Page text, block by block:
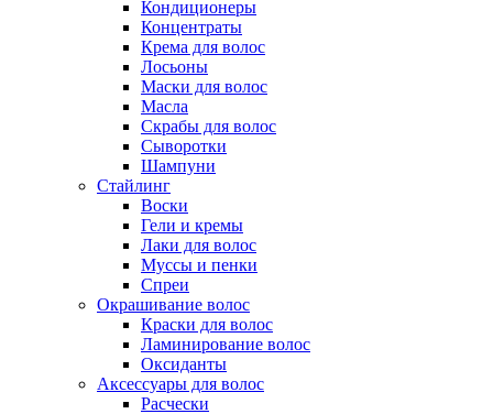
Кондиционеры
Концентраты
Крема для волос
Лосьоны
Маски для волос
Масла
Скрабы для волос
Сыворотки
Шампуни
Стайлинг
Воски
Гели и кремы
Лаки для волос
Муссы и пенки
Спреи
Окрашивание волос
Краски для волос
Ламинирование волос
Оксиданты
Аксессуары для волос
Расчески